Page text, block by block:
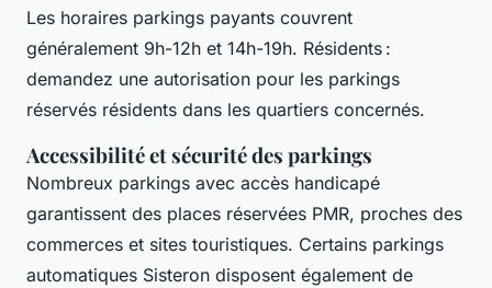
Les horaires parkings payants couvrent
généralement 9h-12h et 14h-19h. Résidents :
demandez une autorisation pour les parkings
réservés résidents dans les quartiers concernés.
Accessibilité et sécurité des parkings
Nombreux parkings avec accès handicapé
garantissent des places réservées PMR, proches des
commerces et sites touristiques. Certains parkings
automatiques Sisteron disposent également de